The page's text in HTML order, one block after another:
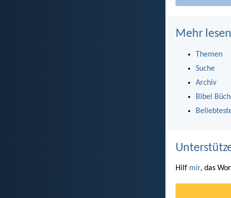
Mehr lesen
Themen
Suche
Archiv
Bibel
Hilf mir, das